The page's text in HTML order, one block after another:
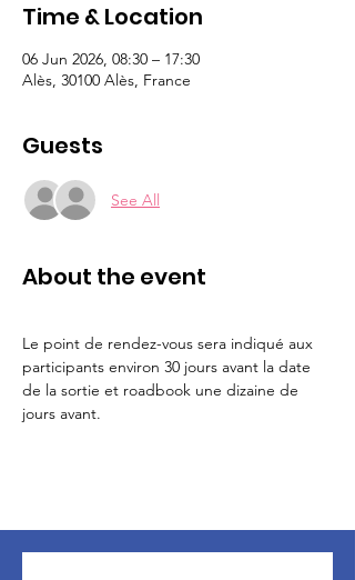
Time & Location
06 Jun 2026, 08:30 – 17:30
Alès, 30100 Alès, France
Guests
See All
About the event
Le point de rendez-vous sera indiqué aux
participants environ 30 jours avant la date
de la sortie et roadbook une dizaine de
jours avant.